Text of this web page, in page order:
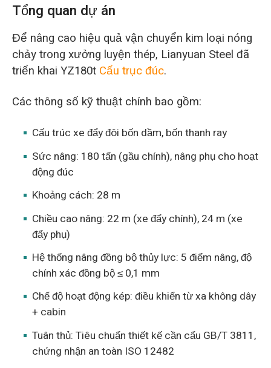
Tổng quan dự án
Để nâng cao hiệu quả vận chuyển kim loại nóng
chảy trong xưởng luyện thép, Lianyuan Steel đã
triển khai YZ180t Cẩu trục đúc.
Các thông số kỹ thuật chính bao gồm:
Cấu trúc xe đẩy đôi bốn dầm, bốn thanh ray
Sức nâng: 180 tấn (gầu chính), nâng phụ cho hoạt
động đúc
Khoảng cách: 28 m
Chiều cao nâng: 22 m (xe đẩy chính), 24 m (xe
đẩy phụ)
Hệ thống nâng đồng bộ thủy lực: 5 điểm nâng, độ
chính xác đồng bộ ≤ 0,1 mm
Chế độ hoạt động kép: điều khiển từ xa không dây
+ cabin
Tuân thủ: Tiêu chuẩn thiết kế cần cẩu GB/T 3811,
chứng nhận an toàn ISO 12482